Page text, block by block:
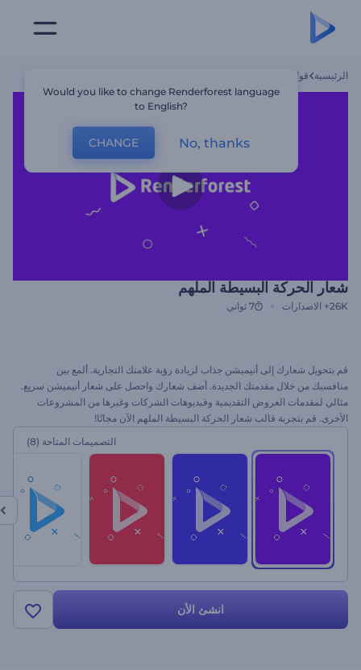
الرئيسية قوالب
شعار الحركة البسيطة الملهم
26K+ الاصدارات 7 ثواني
قم بتحويل شعارك إلى أنيميشن جذاب لزيادة رؤية علامتك التجارية. ألمع بين
منافسيك من خلال مقدمتك الجديدة. أضف شعارك واحصل على شعار أنيميشن سريع.
مثالي لمقدمات العروض التقديمية وفيديوهات الشركات وغيرها من المشروعات
الأخرى. قم بتجربة قالب شعار الحركة البسيطة الملهم الآن مجانًا!
التصميمات المتاحة (8)
انشئ الأن
Would you like to change Renderforest language
to English?
CHANGE No, thanks